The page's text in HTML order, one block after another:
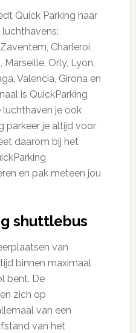
Quick Parking haar
Charleroi,
Marseille, Orly, Lyon,
Valencia, Girona en
is QuickParking
je ook
parkeer je altijd voor
daarom bij het
en pak meteen jou
shuttlebus
van
binnen maximaal
bent. De
zich op
van een
van het